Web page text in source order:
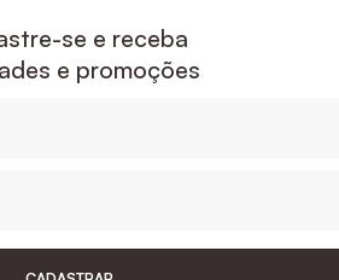
se e receba
e promoções